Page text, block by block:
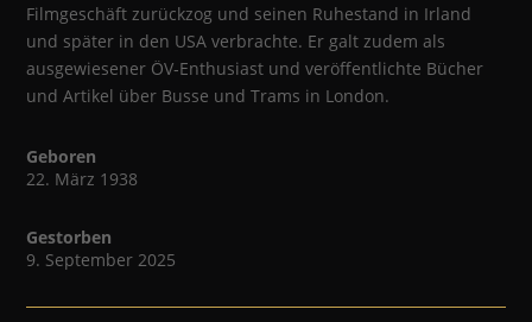
Filmgeschäft zurückzog und seinen Ruhestand in Irland
und später in den USA verbrachte. Er galt zudem als
ausgewiesener ÖV‑Enthusiast und veröffentlichte Bücher
und Artikel über Busse und Trams in London.
Geboren
22. März 1938
Gestorben
9. September 2025